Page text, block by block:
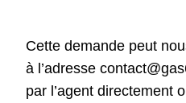
Cette demande peut
à l’adresse
par l’agent directement